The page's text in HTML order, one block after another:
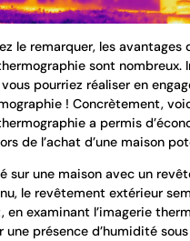
le remarquer, les avantages
sont nombreux.
pourriez réaliser en
! Concrètement,
a permis
de l’achat d’une maison
sur une maison avec un
le revêtement extérieur
en examinant l’imagerie
une présence d’humidité